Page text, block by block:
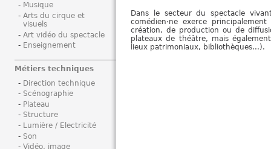
iDans le secteur du spectacle
comédien·ne exerce
création, de production ou de
plateaux de théâtre, mais
lieux patrimoniaux, bibliothèques...).
Musique
Arts du cirque et
visuels
Art vidéo du spectacle
Enseignement
Métiers techniques
Direction technique
Scénographie
Plateau
Structure
Lumière / Electricité
Son
Vidéo, image